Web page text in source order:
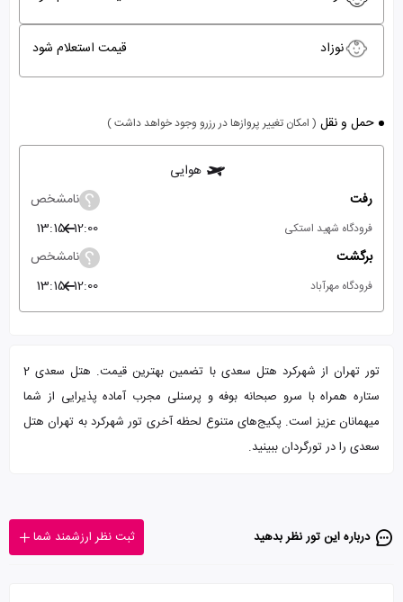
نوزاد قیمت استعلام شود
حمل و نقل ( امکان تغییر پروازها در رزرو وجود خواهد داشت )
هوایی
رفت
نامشخص
فرودگاه شهید استکی 12:00
13:15
برگشت
نامشخص
فرودگاه مهرآباد 12:00
13:15
تور تهران از شهرکرد هتل سعدی با تضمین بهترین قیمت. هتل سعدی 2
ستاره همراه با سرو صبحانه بوفه و پرسنلی مجرب آماده پذیرایی از شما
میهمانان عزیز است. پکیج‌های متنوع لحظه آخری تور شهرکرد به تهران هتل
سعدی را در تورگردان ببینید.
درباره این تور‌ نظر بدهید ثبت نظر ارزشمند شما